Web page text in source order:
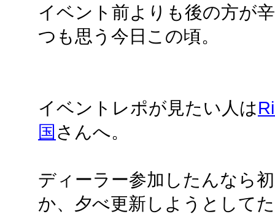
イベント前よりも後の方が
つも思う今日この頃。
イベントレポが見たい人は
国 さんへ。
ディーラー参加したんなら
か、夕べ更新しようとして